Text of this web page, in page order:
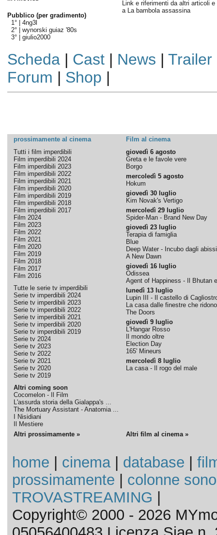
Pubblico (per gradimento)
1° | 4ng3l
2° | wynorski guiaz '80s
3° | giulio2000
Link e riferimenti da altri articoli e
a La bambola assassina
Scheda| Cast| News | Trailer
Forum | Shop |
prossimamente al cinema
Film al cinema
Tutti i film imperdibili
Film imperdibili 2024
Film imperdibili 2023
Film imperdibili 2022
Film imperdibili 2021
Film imperdibili 2020
Film imperdibili 2019
Film imperdibili 2018
Film imperdibili 2017
Film 2024
Film 2023
Film 2022
Film 2021
Film 2020
Film 2019
Film 2018
Film 2017
Film 2016
Tutte le serie tv imperdibili
Serie tv imperdibili 2024
Serie tv imperdibili 2023
Serie tv imperdibili 2022
Serie tv imperdibili 2021
Serie tv imperdibili 2020
Serie tv imperdibili 2019
Serie tv 2024
Serie tv 2023
Serie tv 2022
Serie tv 2021
Serie tv 2020
Serie tv 2019
Altri coming soon
Cocomelon - Il Film
L'assurda storia della Gialappa's ...
The Mortuary Assistant - Anatomia ...
I Nisidiani
Il Mestiere
giovedì 6 agosto
Greta e le favole vere
Borgo
mercoledì 5 agosto
Hokum
giovedì 30 luglio
Kim Novak's Vertigo
mercoledì 29 luglio
Spider-Man - Brand New Day
giovedì 23 luglio
Terapia di famiglia
Blue
Deep Water - Incubo dagli abissi
A New Dawn
giovedì 16 luglio
Odissea
Agent of Happiness - Il Bhutan
lunedì 13 luglio
Lupin III - Il castello di
La casa dalle finestre che ridono
The Doors
giovedì 9 luglio
L'Hangar Rosso
Il mondo oltre
Election Day
165' Mineurs
mercoledì 8 luglio
La casa - Il rogo del male
Altri prossimamente » Altri film al cinema »
home cinema| database
prossimamente
colonne
TROVASTREAMING
Copyright© 2000 - 2026